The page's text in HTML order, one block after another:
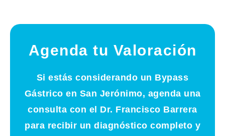
Agenda tu Valoración
Si estás considerando un Bypass
Gástrico en San Jerónimo, agenda una
consulta con el Dr. Francisco Barrera
para recibir un diagnóstico completo y